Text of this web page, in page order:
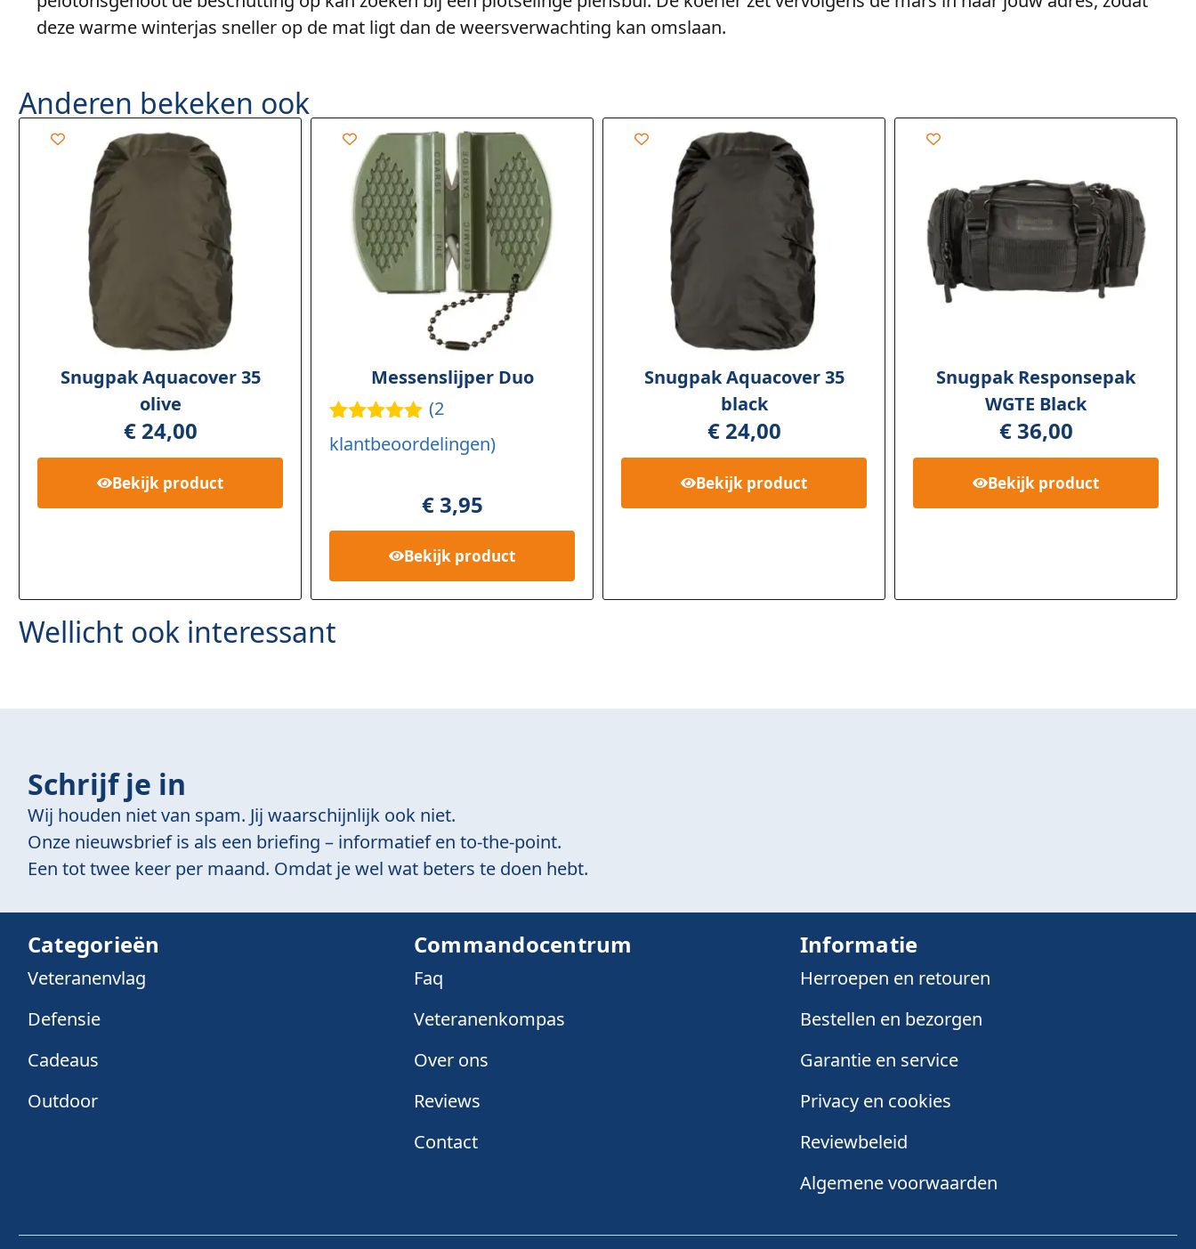
deze warme winterjas sneller op de mat ligt dan de weersverwachting kan omslaan.
Anderen bekeken ook
Snugpak Aquacover 35
olive
€24,00
Bekijk product
Messenslijper Duo
Gewaardee
rd5.00op
2
(2
klantbeoordelingen)
€3,95
Bekijk product
Snugpak Aquacover 35
black
€24,00
Bekijk product
Snugpak Responsepak
WGTE Black
€36,00
Bekijk product
Wellicht ook interessant
Schrijf je in
Wij houden niet van spam. Jij waarschijnlijk ook niet.
Onze nieuwsbrief is als een briefing – informatief en to-the-point.
Een tot twee keer per maand. Omdat je wel wat beters te doen hebt.
Categorieën
Veteranenvlag
Defensie
Cadeaus
Outdoor
Commandocentrum
Faq
Veteranenkompas
Over ons
Reviews
Contact
Informatie
Herroepen en retouren
Bestellen en bezorgen
Garantie en service
Privacy en cookies
Reviewbeleid
Algemene voorwaarden